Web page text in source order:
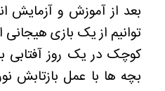
بعد از آموزش و آزمایش
توانیم از یک بازی هیجانی
کوچک در یک روز آفتابی
بچه ها با عمل بازتابش